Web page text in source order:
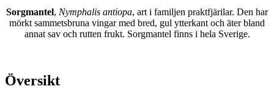
Sorgmantel, Nymphalis antiopa, art i familjen praktfjärilar. Den har
mörkt sammetsbruna vingar med bred, gul ytterkant och äter bland
annat sav och rutten frukt. Sorgmantel finns i hela Sverige.
Översikt